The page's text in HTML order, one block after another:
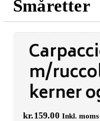
Småretter
m/
kerner
kr.159.00 Inkl. moms